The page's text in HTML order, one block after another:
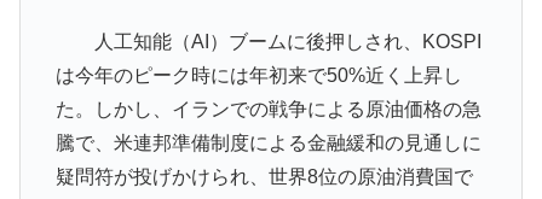
事態に
▶ 【スウェーデン-モロッコ】心配する理由はこれだ
け…？【ポーランドボール】
▶ 韓国内で続く反日的雰囲気…日本不買運動の広報チラシ
を受け取った日本人留学生困惑＝韓国の反応
人工知能（AI）ブームに後押しされ、KOSPI
は今年のピーク時には年初来で50%近く上昇し
た。しかし、イランでの戦争による原油価格の急
騰で、米連邦準備制度による金融緩和の見通しに
疑問符が投げかけられ、世界8位の原油消費国で